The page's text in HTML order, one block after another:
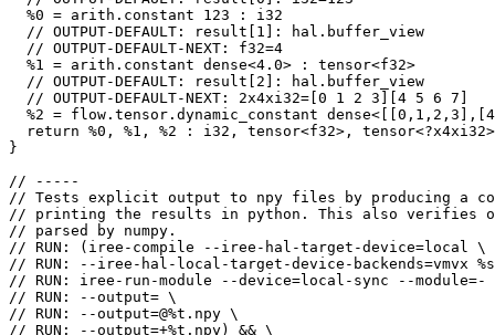
  %0 = arith.constant 123 : i32
  // OUTPUT-DEFAULT: result[1]: hal.buffer_view
  // OUTPUT-DEFAULT-NEXT: f32=4
  %1 = arith.constant dense<4.0> : tensor<f32>
  // OUTPUT-DEFAULT: result[2]: hal.buffer_view
  // OUTPUT-DEFAULT-NEXT: 2x4xi32=[0 1 2 3][4 5 6 7]
%2 = flow.tensor.dynamic_constant
  return %0, %1, %2 : i32, tensor<f32>, tensor<?x4xi32>
}
// -----
// Tests explicit output to npy files by producing a
// printing the results in python. This also verifies
// parsed by numpy.
// RUN: (iree-compile --iree-hal-target-device=local \
// RUN: --iree-hal-local-target-device-backends=vmvx
// RUN: iree-run-module --device=local-sync --module=-
// RUN: --output= \
// RUN: --output=@%t.npy \
// RUN: --output=+%t.npy) && \